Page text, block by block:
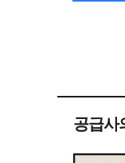
공급사